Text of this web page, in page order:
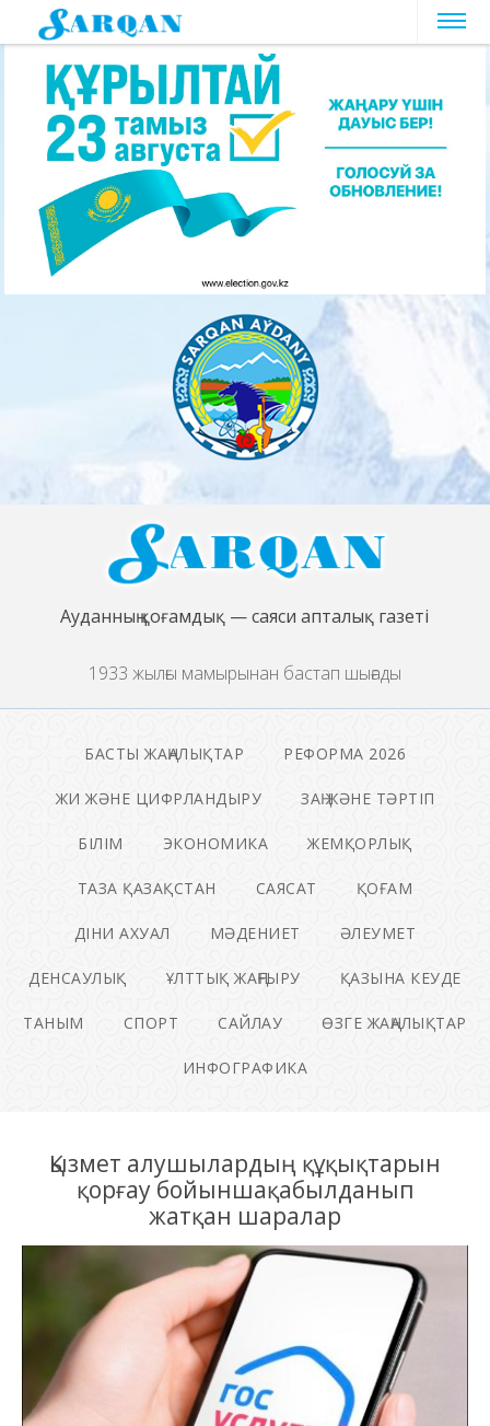
Ауданның қоғамдық — саяси апталық газеті
1933 жылғы мамырынан бастап шығады
БАСТЫ ЖАҢАЛЫҚТАР РЕФОРМА 2026
ЖИ ЖӘНЕ ЦИФРЛАНДЫРУ ЗАҢ ЖӘНЕ ТӘРТІП
БІЛІМ ЭКОНОМИКА ЖЕМҚОРЛЫҚ
ТАЗА ҚАЗАҚСТАН САЯСАТ ҚОҒАМ
ДІНИ АХУАЛ МӘДЕНИЕТ ӘЛЕУМЕТ
ДЕНСАУЛЫҚ ҰЛТТЫҚ ЖАҢҒЫРУ ҚАЗЫНА КЕУДЕ
ТАНЫМ СПОРТ САЙЛАУ ӨЗГЕ ЖАҢАЛЫҚТАР
ИНФОГРАФИКА
Қызмет алушылардың құқықтарын
қорғау бойыншақабылданып
жатқан шаралар